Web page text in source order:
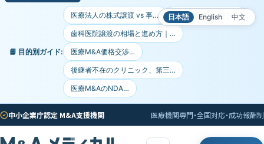
日本語 English 中文
📘 目的別ガイド:
医療法人の株式譲渡 vs 事… 医療M&A契約書｜…
歯科医院譲渡の相場と進め方｜…
医療M&A価格交渉…
後継者不在のクリニック、第三…
医療M&AのNDA…
中小企業庁認定 M&A支援機関 医療機関専門・全国対応・成功報酬制